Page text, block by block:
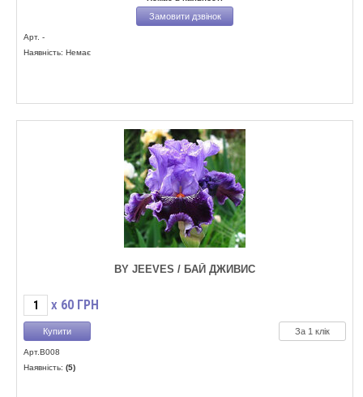
Замовити дзвінок
Арт. -
Наявність: Немає
BY JEEVES / БАЙ ДЖИВИС
X 60 ГРН
За 1 клік
Арт.B008
Наявність: (5)